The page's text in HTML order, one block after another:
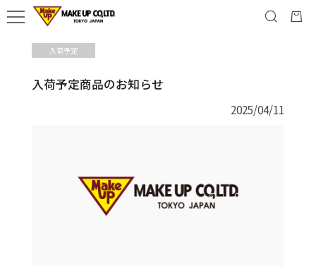
入荷予定
入荷予定商品のお知らせ
2025/04/11